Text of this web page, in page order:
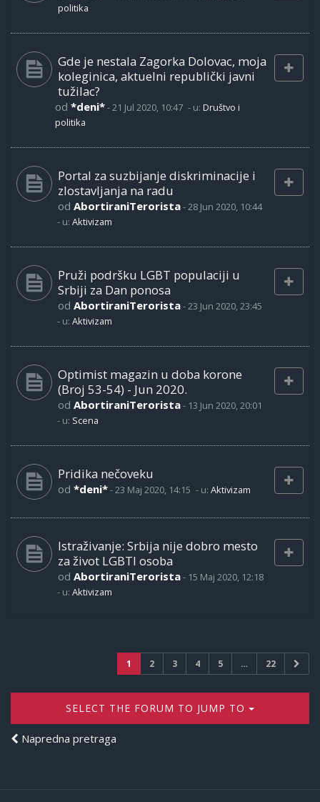
politika
Gde je nestala Zagorka Dolovac, moja
koleginica, aktuelni republički javni
tužilac?
od *deni*-21 Jul 2020, 10:47 - u: Društvo i
politika
Portal za suzbijanje diskriminacije i
zlostavljanja na radu
od AbortiraniTerorista-28 Jun 2020, 10:44
- u: Aktivizam
Pruži podršku LGBT populaciji u
Srbiji za Dan ponosa
od AbortiraniTerorista-23 Jun 2020, 23:45
- u: Aktivizam
Optimist magazin u doba korone
(Broj 53-54) - Jun 2020.
od AbortiraniTerorista- 13 Jun 2020, 20:01
- u: Scena
Pridika nečoveku
od *deni*-23 Maj 2020, 14:15 - u: Aktivizam
Istraživanje: Srbija nije dobro mesto
za život LGBTI osoba
od AbortiraniTerorista- 15 Maj 2020, 12:18
- u: Aktivizam
1 2 3 4 5 … 22
SELECT THE FORUM TO JUMP TO
Napredna pretraga